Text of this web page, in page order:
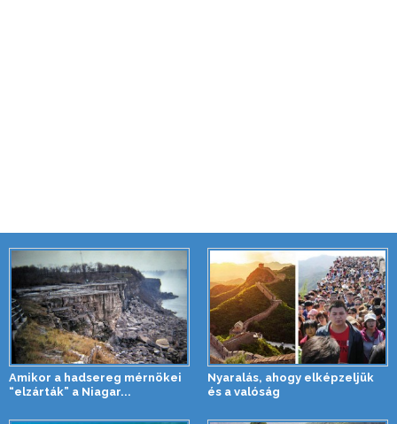
Amikor a hadsereg mérnökei
“elzárták” a Niagar...
Nyaralás, ahogy elképzeljük
és a valóság